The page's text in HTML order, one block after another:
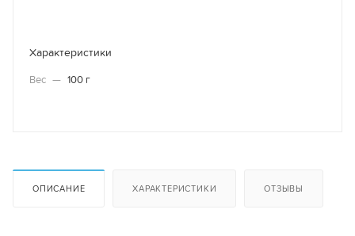
Характеристики
Вес — 100 г
ОПИСАНИЕ ХАРАКТЕРИСТИКИ ОТЗЫВЫ